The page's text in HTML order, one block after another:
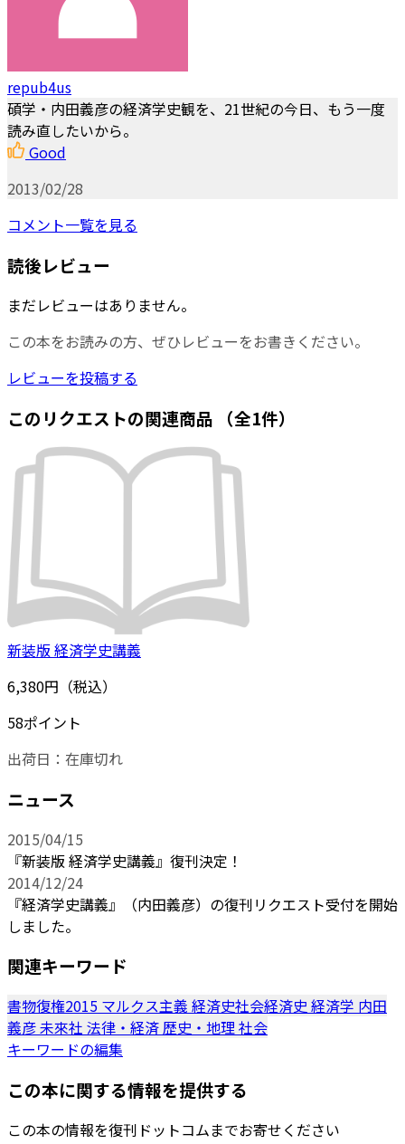
repub4us
碩学・内田義彦の経済学史観を、21世紀の今日、もう一度
読み直したいから。
Good
2013/02/28
コメント一覧を見る
読後レビュー
まだレビューはありません。
この本をお読みの方、ぜひレビューをお書きください。
レビューを投稿する
このリクエストの関連商品 （全1件）
新装版 経済学史講義
6,380円（税込）
58ポイント
出荷日： 在庫切れ
ニュース
2015/04/15
『新装版 経済学史講義』復刊決定！
2014/12/24
『経済学史講義』（内田義彦）の復刊リクエスト受付を開始
しました。
関連キーワード
書物復権2015 マルクス主義 経済史社会経済史 経済学 内田
義彦未來社 法律・経済歴史・地理社会
キーワードの編集
この本に関する情報を提供する
この本の情報を復刊ドットコムまでお寄せください